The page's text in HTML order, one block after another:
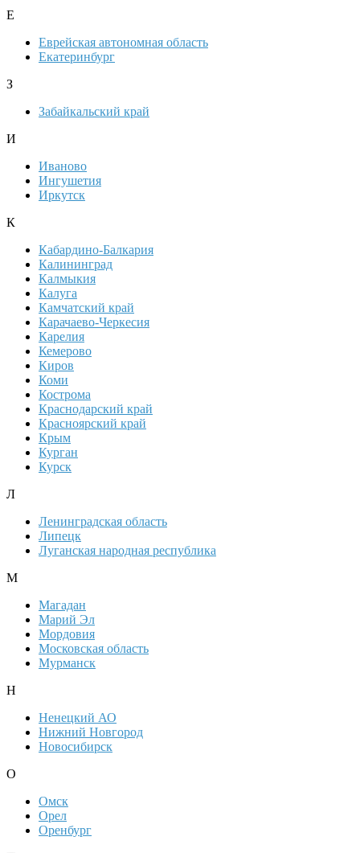
Е
Еврейская автономная область
Екатеринбург
З
Забайкальский край
И
Иваново
Ингушетия
Иркутск
К
Кабардино-Балкария
Калининград
Калмыкия
Калуга
Камчатский край
Карачаево-Черкесия
Карелия
Кемерово
Киров
Коми
Кострома
Краснодарский край
Красноярский край
Крым
Курган
Курск
Л
Ленинградская область
Липецк
Луганская народная республика
М
Магадан
Марий Эл
Мордовия
Московская область
Мурманск
Н
Ненецкий АО
Нижний Новгород
Новосибирск
О
Омск
Орел
Оренбург